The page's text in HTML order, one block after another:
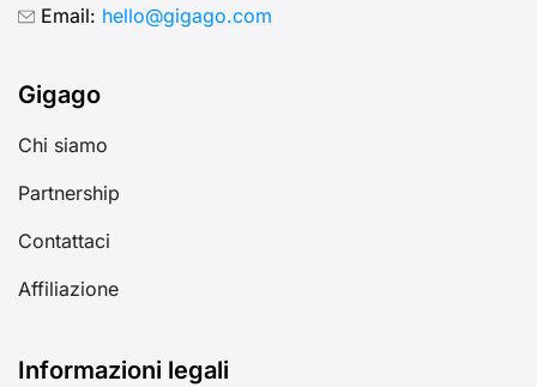
Email: hello@gigago.com
Gigago
Chi siamo
Partnership
Contattaci
Affiliazione
Informazioni legali